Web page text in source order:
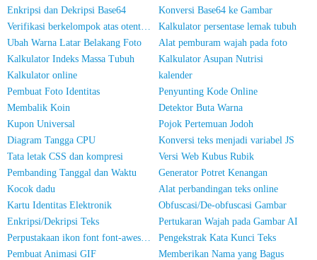
Enkripsi dan Dekripsi Base64
Konversi Base64 ke Gambar
Verifikasi berkelompok atas otentikasi nama sebenarnya untuk nomor ponsel/Kartu Identitas
Kalkulator persentase lemak tubuh
Ubah Warna Latar Belakang Foto
Alat pemburam wajah pada foto
Kalkulator Indeks Massa Tubuh
Kalkulator Asupan Nutrisi
Kalkulator online
kalender
Pembuat Foto Identitas
Penyunting Kode Online
Membalik Koin
Detektor Buta Warna
Kupon Universal
Pojok Pertemuan Jodoh
Diagram Tangga CPU
Konversi teks menjadi variabel JS
Tata letak CSS dan kompresi
Versi Web Kubus Rubik
Pembanding Tanggal dan Waktu
Generator Potret Kenangan
Kocok dadu
Alat perbandingan teks online
Kartu Identitas Elektronik
Obfuscasi/De-obfuscasi Gambar
Enkripsi/Dekripsi Teks
Pertukaran Wajah pada Gambar AI
Perpustakaan ikon font font-awesome
Pengekstrak Kata Kunci Teks
Pembuat Animasi GIF
Memberikan Nama yang Bagus